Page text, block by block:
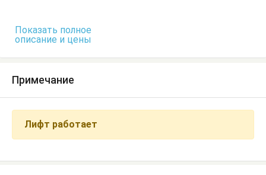
Показать полное
описание и цены
Примечание
Лифт работает